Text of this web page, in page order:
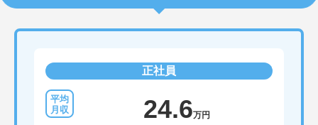
正社員
24.6万円